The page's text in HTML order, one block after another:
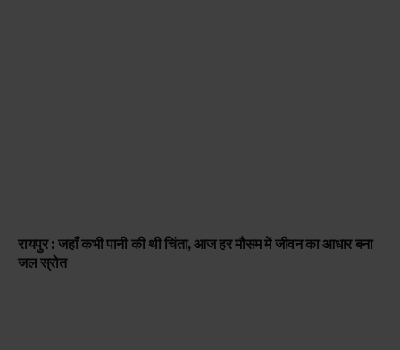
रायपुर : जहाँ कभी पानी की थी चिंता, आज हर मौसम में जीवन का आधार बना
जल स्रोत